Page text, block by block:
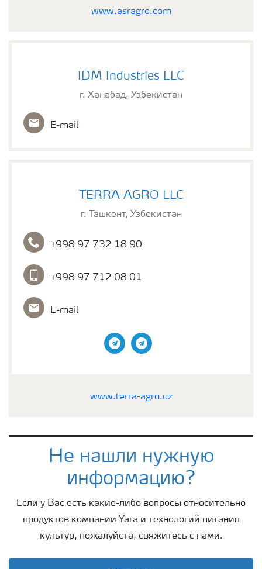
www.asragro.com
IDM Industries LLC
г. Ханабад, Узбекистан
E-mail
TERRA AGRO LLC
г. Ташкент, Узбекистан
+998 97 732 18 90
+998 97 712 08 01
E-mail
telegramtelegram
www.terra-agro.uz
Не нашли нужную
информацию?
Если у Вас есть какие-либо вопросы относительно
продуктов компании Yara и технологий питания
культур, пожалуйста, свяжитесь с нами.